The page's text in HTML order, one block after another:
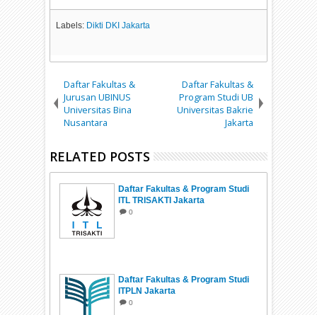
Labels: Dikti DKI Jakarta
Daftar Fakultas &
Jurusan UBINUS
Universitas Bina
Nusantara
Daftar Fakultas &
Program Studi UB
Universitas Bakrie
Jakarta
RELATED POSTS
Daftar Fakultas & Program Studi
ITL TRISAKTI Jakarta
0
Daftar Fakultas & Program Studi
ITPLN Jakarta
0